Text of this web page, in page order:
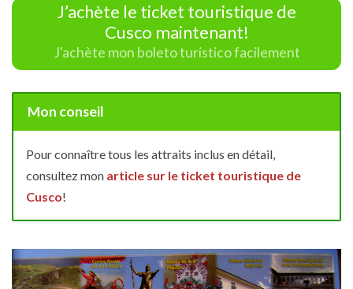
J’achète le ticket touristique de
Cusco maintenant!
J'achète mon boleto turistico facilement
Mon conseil
Pour connaître tous les attraits inclus en détail,
consultez mon article sur le ticket touristique de
Cusco!